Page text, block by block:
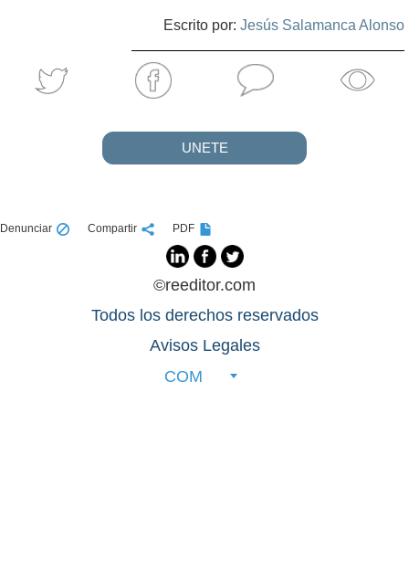
Escrito por: Jesús Salamanca Alonso
UNETE
Denunciar Compartir PDF
©reeditor.com
Todos los derechos reservados
Avisos Legales